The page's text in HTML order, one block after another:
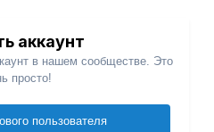
аккаунт
в нашем сообществе. Это
просто!
пользователя